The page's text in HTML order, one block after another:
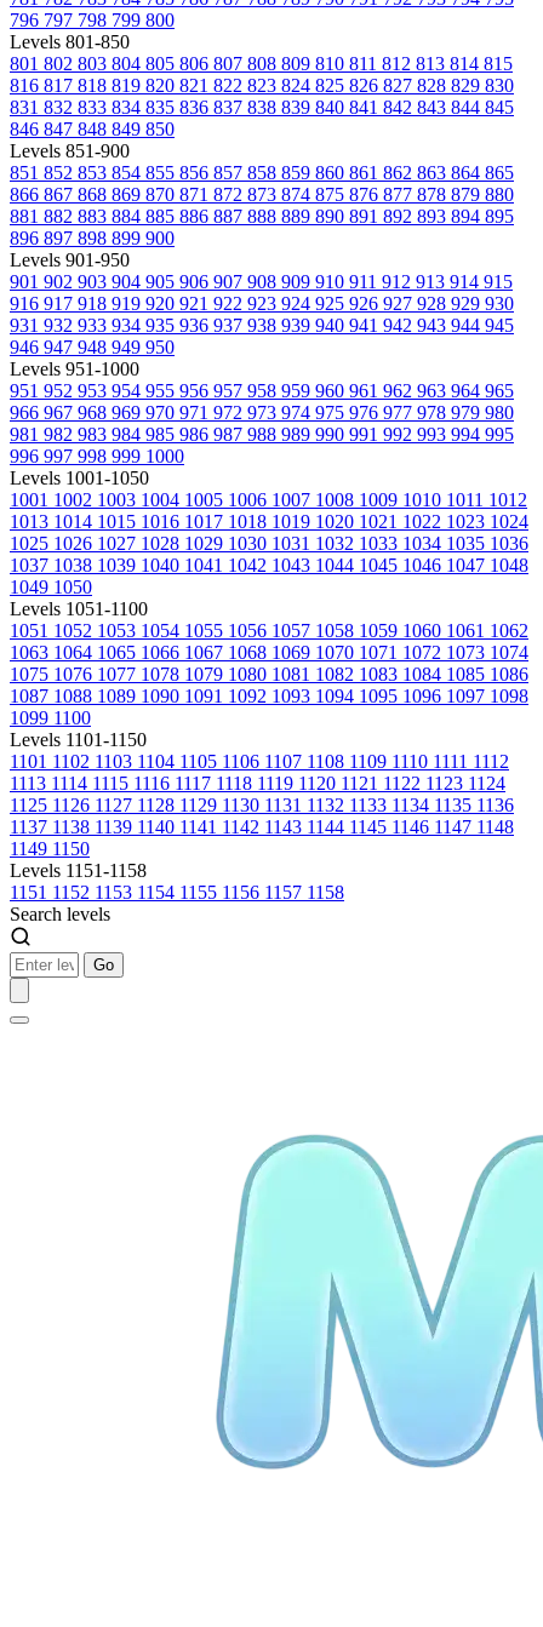
796 797 798 799 800
Levels 801-850
801 802 803 804 805 806 807 808 809 810 811 812 813 814 815
816 817 818 819 820 821 822 823 824 825 826 827 828 829 830
831 832 833 834 835 836 837 838 839 840 841 842 843 844 845
846 847 848 849 850
Levels 851-900
851 852 853 854 855 856 857 858 859 860 861 862 863 864 865
866 867 868 869 870 871 872 873 874 875 876 877 878 879 880
881 882 883 884 885 886 887 888 889 890 891 892 893 894 895
896 897 898 899 900
Levels 901-950
901 902 903 904 905 906 907 908 909 910 911 912 913 914 915
916 917 918 919 920 921 922 923 924 925 926 927 928 929 930
931 932 933 934 935 936 937 938 939 940 941 942 943 944 945
946 947 948 949 950
Levels 951-1000
951 952 953 954 955 956 957 958 959 960 961 962 963 964 965
966 967 968 969 970 971 972 973 974 975 976 977 978 979 980
981 982 983 984 985 986 987 988 989 990 991 992 993 994 995
996 997 998 999 1000
Levels 1001-1050
1001 1002 1003 1004 1005 1006 1007 1008 1009 1010 1011 1012
1013 1014 1015 1016 1017 1018 1019 1020 1021 1022 1023 1024
1025 1026 1027 1028 1029 1030 1031 1032 1033 1034 1035 1036
1037 1038 1039 1040 1041 1042 1043 1044 1045 1046 1047 1048
1049 1050
Levels 1051-1100
1051 1052 1053 1054 1055 1056 1057 1058 1059 1060 1061 1062
1063 1064 1065 1066 1067 1068 1069 1070 1071 1072 1073 1074
1075 1076 1077 1078 1079 1080 1081 1082 1083 1084 1085 1086
1087 1088 1089 1090 1091 1092 1093 1094 1095 1096 1097 1098
1099 1100
Levels 1101-1150
1101 1102 1103 1104 1105 1106 1107 1108 1109 1110 1111 1112
1113 1114 1115 1116 1117 1118 1119 1120 1121 1122 1123 1124
1125 1126 1127 1128 1129 1130 1131 1132 1133 1134 1135 1136
1137 1138 1139 1140 1141 1142 1143 1144 1145 1146 1147 1148
1149 1150
Levels 1151-1158
1151 1152 1153 1154 1155 1156 1157 1158
Search levels
Go